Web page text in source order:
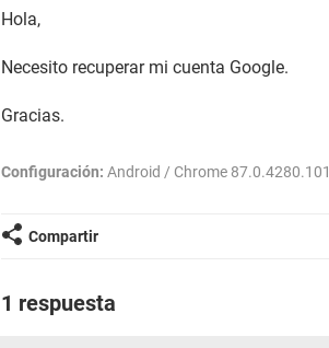
Hola,
Necesito recuperar mi cuenta Google.
Gracias.
Configuración: Android / Chrome 87.0.4280.101
Compartir
1 respuesta